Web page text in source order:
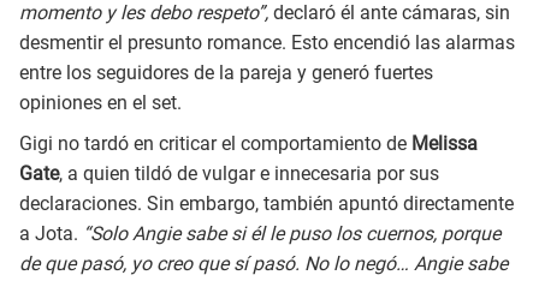
momento y les debo respeto”, declaró él ante cámaras, sin
desmentir el presunto romance. Esto encendió las alarmas
entre los seguidores de la pareja y generó fuertes
opiniones en el set.
Gigi no tardó en criticar el comportamiento de Melissa
Gate, a quien tildó de vulgar e innecesaria por sus
declaraciones. Sin embargo, también apuntó directamente
a Jota. “Solo Angie sabe si él le puso los cuernos, porque
de que pasó, yo creo que sí pasó. No lo negó… Angie sabe